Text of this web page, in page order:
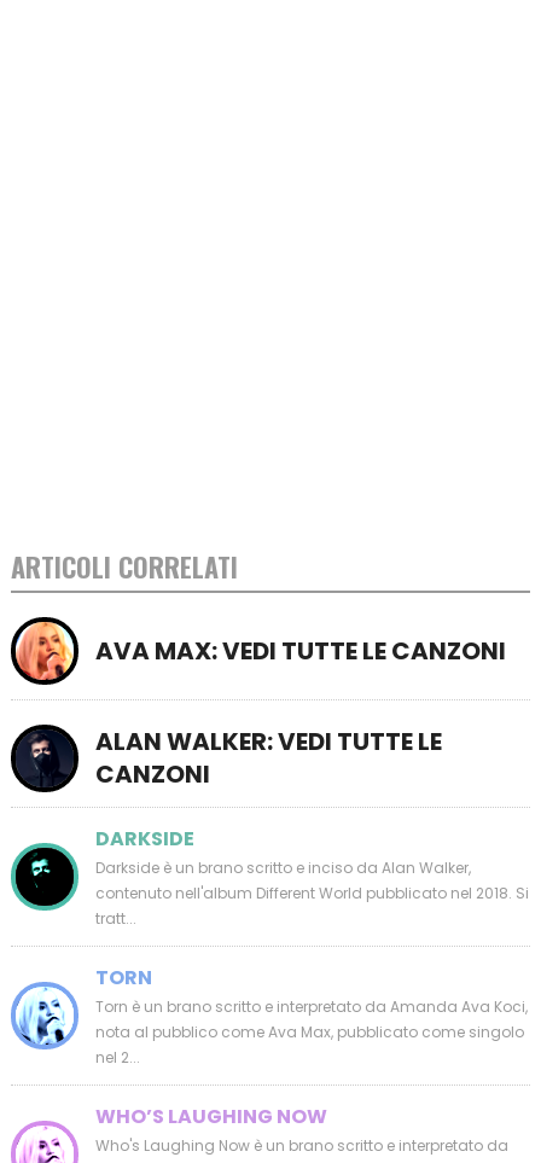
ARTICOLI CORRELATI
AVA MAX: VEDI TUTTE LE CANZONI
ALAN WALKER: VEDI TUTTE LE
CANZONI
DARKSIDE
Darkside è un brano scritto e inciso da Alan Walker,
contenuto nell'album Different World pubblicato nel 2018. Si
tratt...
TORN
Torn è un brano scritto e interpretato da Amanda Ava Koci,
nota al pubblico come Ava Max, pubblicato come singolo
nel 2...
WHO’S LAUGHING NOW
Who's Laughing Now è un brano scritto e interpretato da